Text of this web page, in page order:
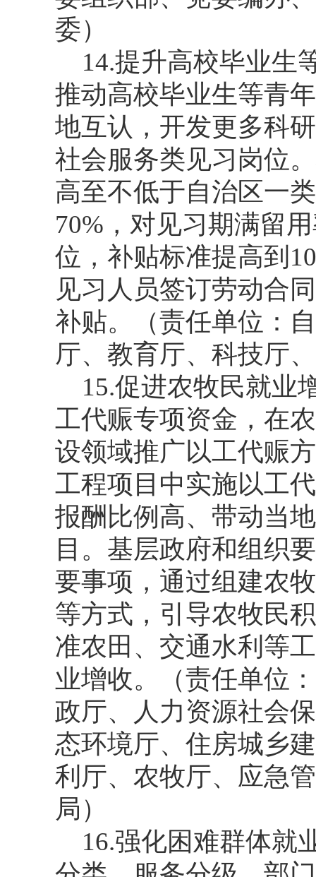
委）
14.提升高校毕业生
推动高校毕业生等青
地互认，开发更多科
社会服务类见习岗位
高至不低于自治区一
70%，对见习期满留
位，补贴标准提高到
见习人员签订劳动合
补贴。（责任单位：
厅、教育厅、科技厅
15.促进农牧民就业
工代赈专项资金，在
设领域推广以工代赈
工程项目中实施以工
报酬比例高、带动当
目。基层政府和组织
要事项，通过组建农
等方式，引导农牧民
准农田、交通水利等
业增收。（责任单位
政厅、人力资源社会
态环境厅、住房城乡
利厅、农牧厅、应急
局）
16.强化困难群体就